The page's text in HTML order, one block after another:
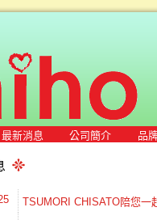
最新消息 公司簡介 品
TSUMORI CHISATO陪您一